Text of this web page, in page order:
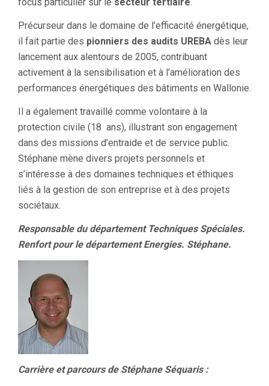
Précurseur dans le domaine de l’efficacité énergétique,
il fait partie des pionniers des audits UREBA dès leur
lancement aux alentours de 2005, contribuant
activement à la sensibilisation et à l’amélioration des
performances énergétiques des bâtiments en Wallonie.
Il a également travaillé comme volontaire à la
protection civile (18 ans), illustrant son engagement
dans des missions d’entraide et de service public.
Stéphane mène divers projets personnels et
s’intéresse à des domaines techniques et éthiques
liés à la gestion de son entreprise et à des projets
sociétaux.
Responsable du département Techniques Spéciales.
Renfort pour le département Energies. Stéphane.
Carrière et parcours de Stéphane Séquaris :